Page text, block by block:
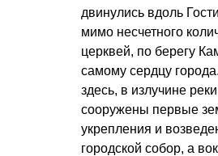
двинулись вдоль
мимо несчетного
церквей, по берегу
самому сердцу
здесь, в излучине
сооружены первые
укрепления и
городской собор, а